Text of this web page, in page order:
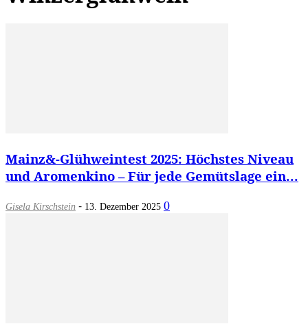
Mainz&-Glühweintest 2025: Höchstes Niveau
und Aromenkino – Für jede Gemütslage ein...
Gisela Kirschstein - 13. Dezember 2025 0